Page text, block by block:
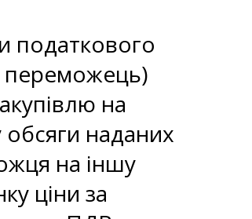
податкового
переможець)
на
обсяги наданих
на іншу
ціни за